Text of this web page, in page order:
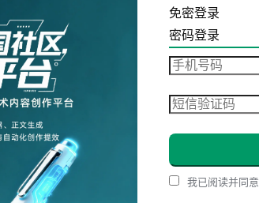
免密登录
密码登录
我已阅读并同意